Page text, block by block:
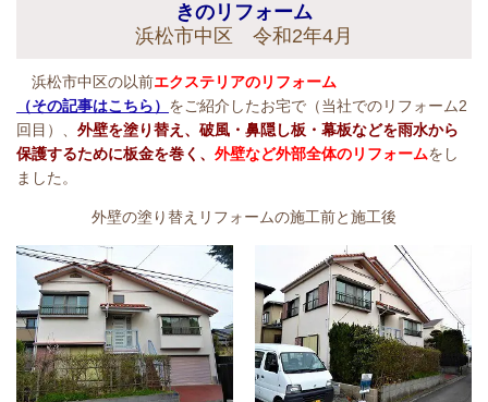
きのリフォーム
浜松市中区 令和2年4月
浜松市中区の以前エクステリアのリフォーム
（その記事はこちら） をご紹介したお宅で（当社でのリフォーム2
回目）、 外壁を塗り替え、破風・鼻隠し板・幕板などを雨水から
保護するために板金を巻く、 外壁など外部全体のリフォームをし
ました。
外壁の塗り替えリフォームの施工前と施工後